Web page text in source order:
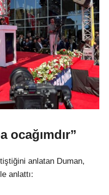
ocağımdır”
anlatan Duman,
anlattı: